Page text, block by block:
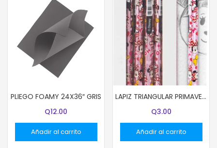
PLIEGO FOAMY 24X36″ GRIS
Q12.00
Añadir al carrito
LAPIZ TRIANGULAR PRIMAVERA DISEÑO MINNIE MOUSE UNIDAD
Q3.00
Añadir al carrito